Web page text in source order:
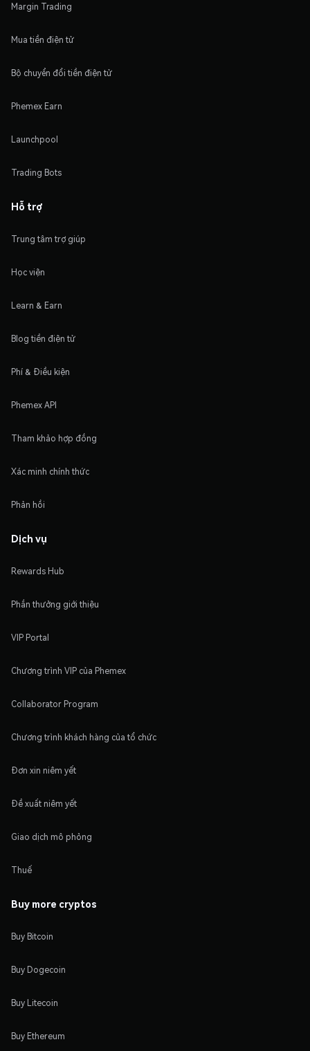
Margin Trading
Mua tiền điện tử
Bộ chuyển đổi tiền điện tử
Phemex Earn
Launchpool
Trading Bots
Hỗ trợ
Trung tâm trợ giúp
Học viện
Learn & Earn
Blog tiền điện tử
Phí & Điều kiện
Phemex API
Tham khảo hợp đồng
Xác minh chính thức
Phản hồi
Dịch vụ
Rewards Hub
Phần thưởng giới thiệu
VIP Portal
Chương trình VIP của Phemex
Collaborator Program
Chương trình khách hàng của tổ chức
Đơn xin niêm yết
Đề xuất niêm yết
Giao dịch mô phỏng
Thuế
Buy more cryptos
Buy Bitcoin
Buy Dogecoin
Buy Litecoin
Buy Ethereum